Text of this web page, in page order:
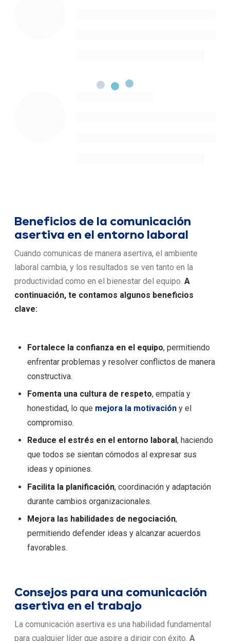
Beneficios de la comunicación
asertiva en el entorno laboral
Cuando comunicas de manera asertiva, el ambiente
laboral cambia, y los resultados se ven tanto en la
productividad como en el bienestar del equipo. A
continuación, te contamos algunos beneficios
clave:
Fortalece la confianza en el equipo, permitiendo
enfrentar problemas y resolver conflictos de manera
constructiva.
Fomenta una cultura de respeto, empatía y
honestidad, lo que mejora la motivacióny el
compromiso.
Reduce el estrés en el entorno laboral , haciendo
que todos se sientan cómodos al expresar sus
ideas y opiniones.
Facilita la planificación, coordinación y adaptación
durante cambios organizacionales.
Mejora las habilidades de negociación,
permitiendo defender ideas y alcanzar acuerdos
favorables.
Consejos para una comunicación
asertiva en el trabajo
La comunicación asertiva es una habilidad fundamental
para cualquier líder que aspire a dirigir con éxito. A